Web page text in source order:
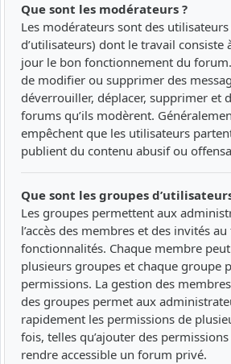
Que sont les modérateurs ?
Les modérateurs sont des
d’utilisateurs) dont le travail consiste
jour le bon fonctionnement du
de modifier ou supprimer des
déverrouiller, déplacer, supprimer et
forums qu’ils modèrent.
empêchent que les utilisateurs
publient du contenu abusif ou
Que sont les groupes
Les groupes permettent aux
l’accès des membres et des invités
fonctionnalités. Chaque membre
plusieurs groupes et chaque groupe
permissions. La gestion des
des groupes permet aux
rapidement les permissions de
fois, telles qu’ajouter des
rendre accessible un forum privé.